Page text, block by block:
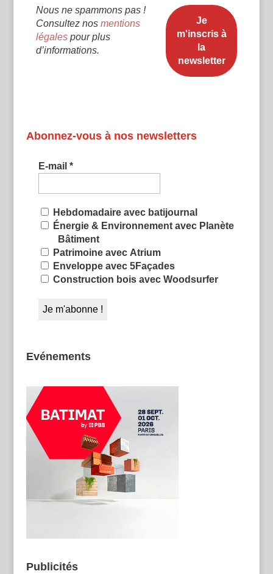
Nous ne spammons pas !
Consultez nos mentions
légalespour plus
d’informations.
Abonnez-vous à nos newsletters
E-mail *
Hebdomadaire avec batijournal
Énergie & Environnement avec Planète
Bâtiment
Patrimoine avec Atrium
Enveloppe avec 5Façades
Construction bois avec Woodsurfer
Evénements
Publicités